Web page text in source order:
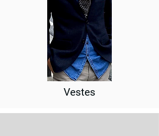
Vestes